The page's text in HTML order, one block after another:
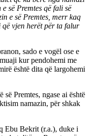
së Premtes që fali së
e së Premtes, merr kaq
vjen herët për ta falur
sado e vogël ose e
kur pendohemi me
është dita që largohemi
Premtes, ngase ai është
namazin, për shkak
Ebu Bekrit (r.a.), duke i